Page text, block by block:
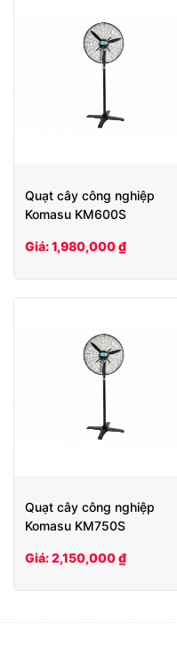
Quạt cây công nghiệp
Komasu KM600S
Giá: 1,980,000 ₫
Quạt cây công nghiệp
Komasu KM750S
Giá: 2,150,000 ₫